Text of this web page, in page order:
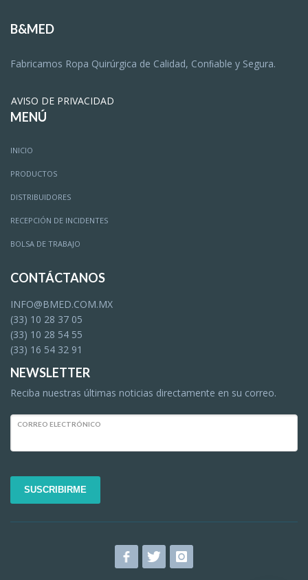
B&MED
Fabricamos Ropa Quirúrgica de Calidad, Conﬁable y Segura.
AVISO DE PRIVACIDAD
MENÚ
INICIO
PRODUCTOS
DISTRIBUIDORES
RECEPCIÓN DE INCIDENTES
BOLSA DE TRABAJO
CONTÁCTANOS
INFO@BMED.COM.MX
(33) 10 28 37 05
(33) 10 28 54 55
(33) 16 54 32 91
NEWSLETTER
Reciba nuestras últimas noticias directamente en su correo.
CORREO ELECTRÓNICO
SUSCRIBIRME